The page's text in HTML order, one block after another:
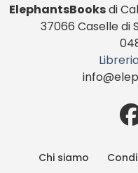
ElephantsBooksdi
37066 Caselle di
Chi siamo